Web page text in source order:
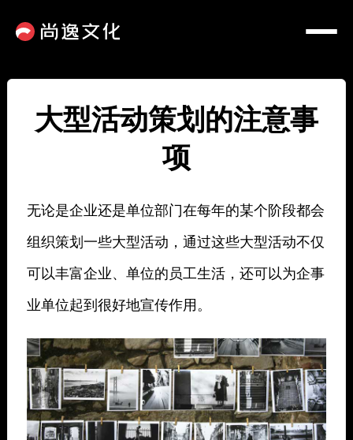
大型活动策划的注意事
项
无论是企业还是单位部门在每年的某个阶段都会
组织策划一些大型活动，通过这些大型活动不仅
可以丰富企业、单位的员工生活，还可以为企事
业单位起到很好地宣传作用。